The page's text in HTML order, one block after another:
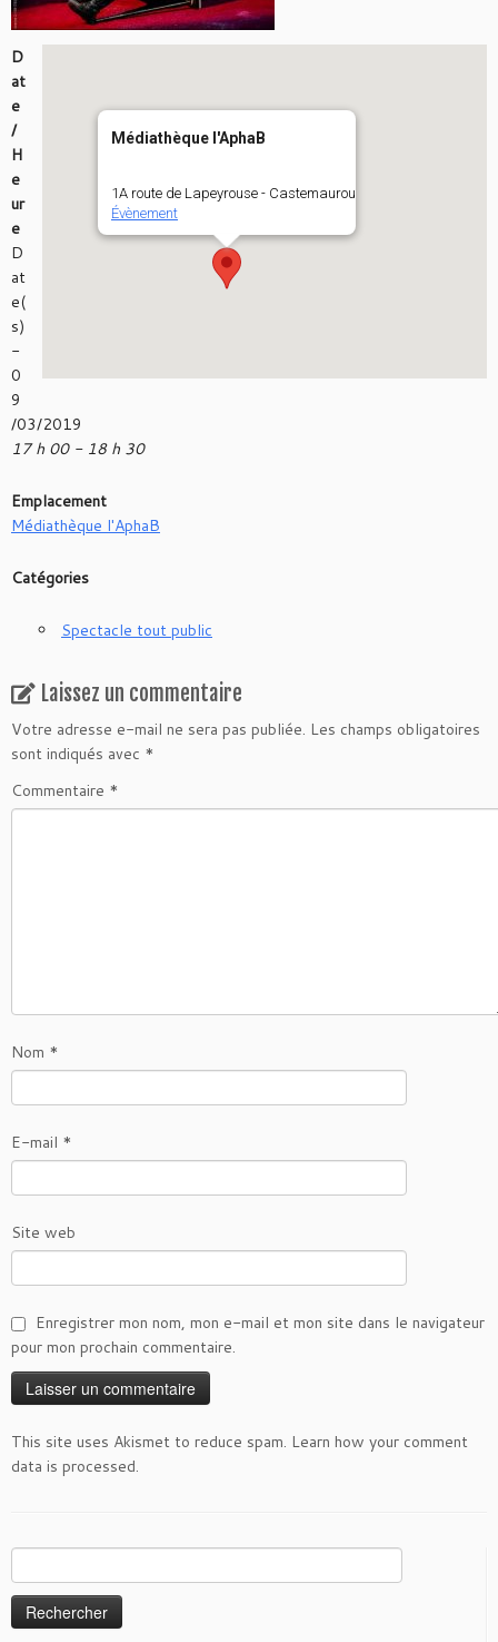
Médiathèque l'AphaB
1A route de Lapeyrouse - Castemaurou
Évènement
D
at
e
/
H
e
ur
e
D
at
e(
s)
-
0
9
/03/2019
17 h 00 - 18 h 30
Emplacement
Médiathèque l'AphaB
Catégories
Spectacle tout public
Laissez un commentaire
Votre adresse e-mail ne sera pas publiée. Les champs obligatoires
sont indiqués avec *
Commentaire *
Nom *
E-mail *
Site web
Enregistrer mon nom, mon e-mail et mon site dans le navigateur
pour mon prochain commentaire.
This site uses Akismet to reduce spam. Learn how your comment
data is processed.